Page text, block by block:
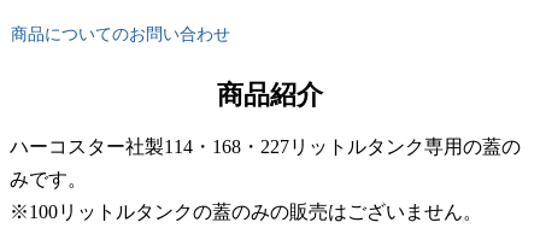
商品についてのお問い合わせ
商品紹介
ハーコスター社製114・168・227リットルタンク専用の蓋の
みです。
※100リットルタンクの蓋のみの販売はございません。